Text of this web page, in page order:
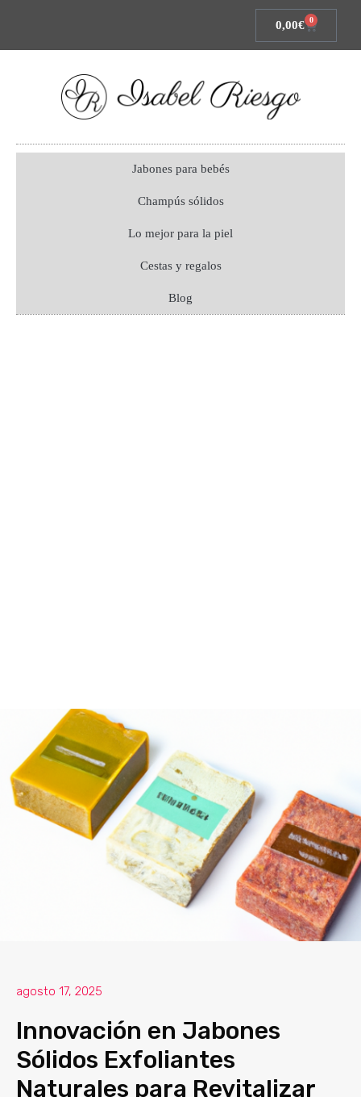
0,00€ 0
Jabones para bebés
Champús sólidos
Lo mejor para la piel
Cestas y regalos
Blog
agosto 17, 2025
Innovación en Jabones
Sólidos Exfoliantes
Naturales para Revitalizar